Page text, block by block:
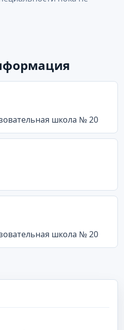
школа № 20
школа № 20